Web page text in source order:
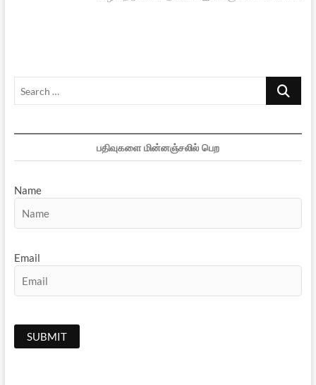
Search
பதிவுகளை மின்னஞ்சலில் பெற
Name
Email